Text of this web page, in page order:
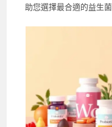
助您選擇最合適的益生